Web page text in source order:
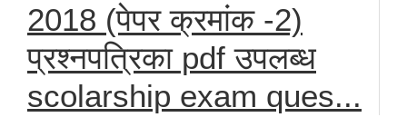
2018 (पेपर क्रमांक -2)
प्रश्नपत्रिका pdf उपलब्ध
scolarship exam ques...